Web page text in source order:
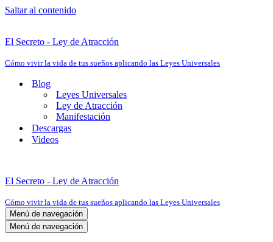
Saltar al contenido
El Secreto - Ley de Atracción
Cómo vivir la vida de tus sueños aplicando las Leyes Universales
Blog
Leyes Universales
Ley de Atracción
Manifestación
Descargas
Videos
El Secreto - Ley de Atracción
Cómo vivir la vida de tus sueños aplicando las Leyes Universales
Menú de navegación
Menú de navegación